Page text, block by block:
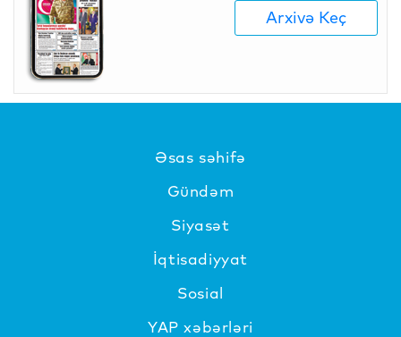
Arxivə Keç
Əsas səhifə
Gündəm
Siyasət
İqtisadiyyat
Sosial
YAP xəbərləri